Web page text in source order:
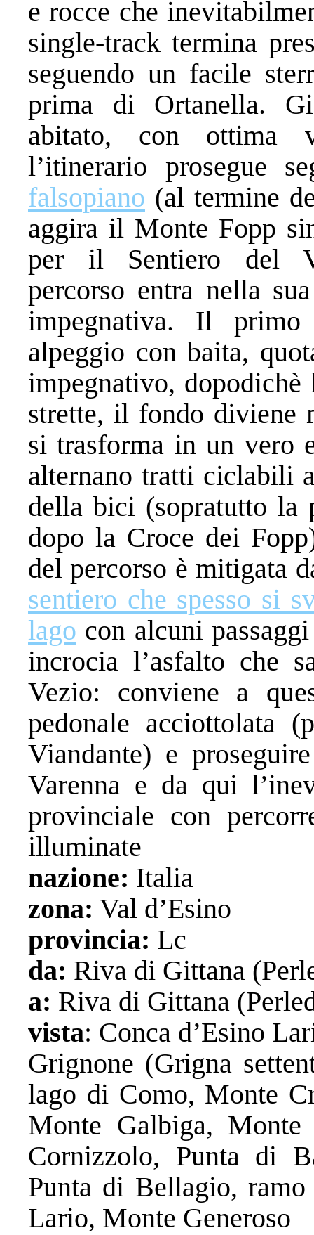
e rocce che
single-track termina
seguendo un facile
prima di Ortanella.
abitato, con ottima
l’itinerario prosegue
falsopiano (al termine
aggira il Monte Fopp
per il Sentiero del
percorso entra nella
impegnativa. Il
alpeggio con baita,
impegnativo,
strette, il fondo diviene
si trasforma in un vero
alternano tratti ciclabili
della bici (sopratutto la
dopo la Croce dei
del percorso è mitigata
sentiero che spesso si
lago con alcuni
incrocia l’asfalto che
Vezio: conviene a
pedonale acciottolata
Viandante) e
Varenna e da qui
provinciale con
illuminate
nazione: Italia
zona: Val d’Esino
provincia: Lc
da: Riva di Gittana
a: Riva di Gittana
vista: Conca d’Esino
Grignone (Grigna
lago di Como, Monte
Monte Galbiga,
Cornizzolo, Punta di
Punta di Bellagio,
Lario, Monte Generoso